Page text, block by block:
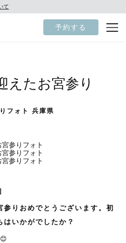
て
予約する
えたお宮参り
フォト 兵庫県
参りおめでとうございます。初
いかがでしたか？